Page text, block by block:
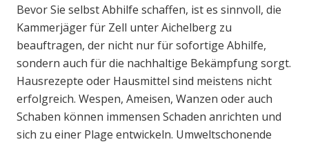
Bevor Sie selbst Abhilfe schaffen, ist es sinnvoll, die
Kammerjäger für Zell unter Aichelberg zu
beauftragen, der nicht nur für sofortige Abhilfe,
sondern auch für die nachhaltige Bekämpfung sorgt.
Hausrezepte oder Hausmittel sind meistens nicht
erfolgreich. Wespen, Ameisen, Wanzen oder auch
Schaben können immensen Schaden anrichten und
sich zu einer Plage entwickeln. Umweltschonende